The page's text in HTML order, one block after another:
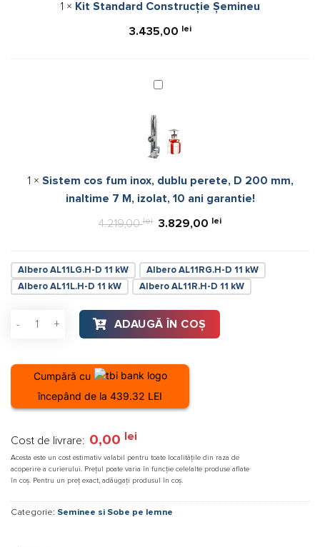
certificat
EcoDesign.
5
ani!
1 × Kit Standard Construcție Șemineu
3.435,00 lei
Sistem
fum
inox,
dublu
D
200
mm,
7
M,
izolat,
1 × Sistem cos fum inox, dublu perete, D 200 mm,
inaltime 7 M, izolat, 10 ani garantie!
4.219,00lei
Prețul
fost:
4.219,00 lei.
3.829,00 leiPrețul
3.829,00 lei.
Albero AL11LG.H-D 11 kW
Albero AL11RG.H-D 11 kW
Albero AL11L.H-D 11 kW
Albero AL11R.H-D 11 kW
Cantitate Focar pentru șemineu pe colt stânga (L), Hitze
ADAUGĂ ÎN COȘ
Cumpără cu
începând de la 439.32 LEI
Cost de livrare: 0,00 lei
Acesta este un cost estimativ valabil pentru toate localitățile din raza de
acoperire a curierului. Prețul poate varia în funcție celelalte produse aflate
în coș. Pentru un preț exact, adăugați produsul în coș.
Categorie: Seminee si Sobe pe lemne